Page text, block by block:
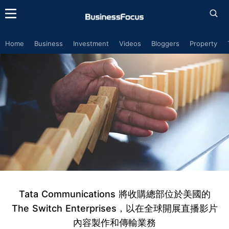
Home Business Investment Videos Bloggers Property
Tata Communications 將收購總部位於美國的
The Switch Enterprises，以在全球開展直播影片
內容製作和傳輸業務